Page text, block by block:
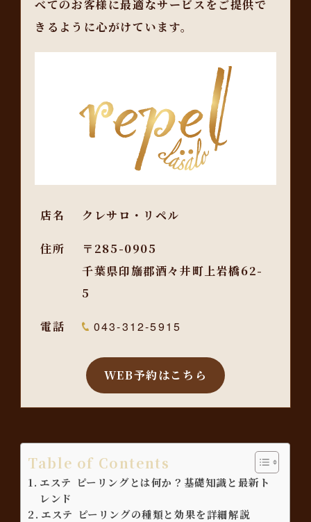
べてのお客様に最適なサービスをご提供で
きるように心がけています。
店名 クレサロ・リペル
住所
〒285-0905
千葉県印旛郡酒々井町上岩橋62-
5
電話 043-312-5915
WEB予約はこちら
Table of Contents
エステ ピーリングとは何か？基礎知識と最新ト
レンド
エステ ピーリングの種類と効果を詳細解説